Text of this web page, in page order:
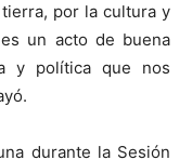
por la cultura y
un acto de buena
y política que nos
durante la Sesión